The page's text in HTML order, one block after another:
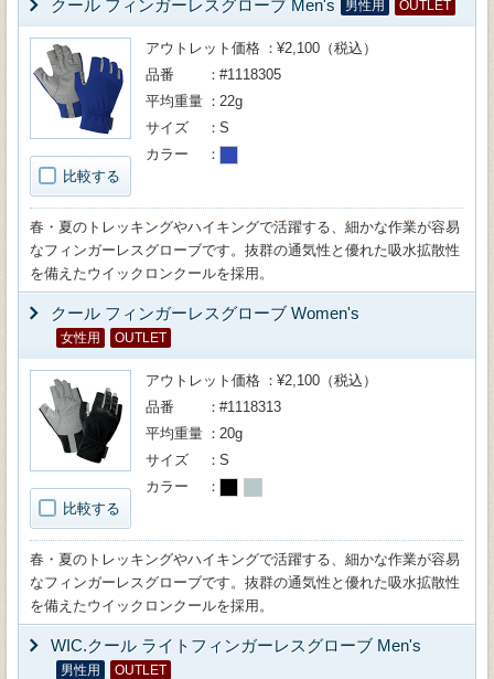
クール フィンガーレスグローブ Men's 男性用 OUTLET
比較する
アウトレット価格
¥2,100（税込）
品番
#1118305
平均重量
22g
サイズ
S
カラー
春・夏のトレッキングやハイキングで活躍する、細かな作業が容易
なフィンガーレスグローブです。抜群の通気性と優れた吸水拡散性
を備えたウイックロンクールを採用。
クール フィンガーレスグローブ Women's
女性用 OUTLET
比較する
アウトレット価格
¥2,100（税込）
品番
#1118313
平均重量
20g
サイズ
S
カラー
春・夏のトレッキングやハイキングで活躍する、細かな作業が容易
なフィンガーレスグローブです。抜群の通気性と優れた吸水拡散性
を備えたウイックロンクールを採用。
WIC.クール ライトフィンガーレスグローブ Men's
男性用 OUTLET